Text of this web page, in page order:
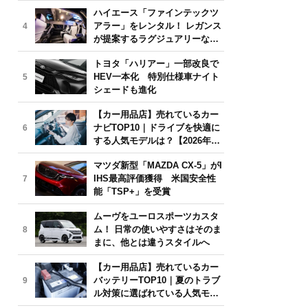
4
ハイエース「ファインテックツ
アラー」をレンタル！ レガンス
が提案するラグジュアリーな移
動体験
5
トヨタ「ハリアー」一部改良で
HEV一本化 特別仕様車ナイト
シェードも進化
6
【カー用品店】売れているカー
ナビTOP10｜ドライブを快適に
する人気モデルは？【2026年6
月版】
7
マツダ新型「MAZDA CX-5」がI
IHS最高評価獲得 米国安全性
能「TSP+」を受賞
8
ムーヴをユーロスポーツカスタ
ム！ 日常の使いやすさはそのま
まに、他とは違うスタイルへ
9
【カー用品店】売れているカー
バッテリーTOP10｜夏のトラブ
ル対策に選ばれている人気モデ